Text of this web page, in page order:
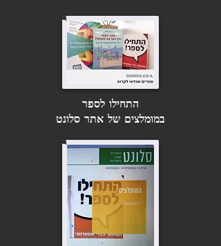
התחילו לספר
במומלצים של אתר סלונט